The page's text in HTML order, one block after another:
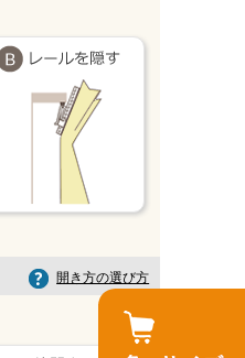
開き方の選び方